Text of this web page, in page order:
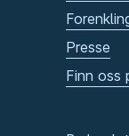
Presse
Finn oss